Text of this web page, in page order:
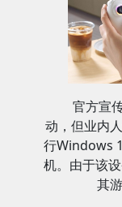
官方宣
动，但业内
行Windows
机。由于该
其